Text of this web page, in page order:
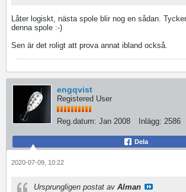
Låter logiskt, nästa spole blir nog en sådan.
denna spole :-)
Sen är det roligt att prova annat ibland också.
engqvist
Registered User
Reg.datum: Jan 2008 Inlägg: 2586
Dela
2020-07-09, 10:22
Ursprungligen postat av Alman